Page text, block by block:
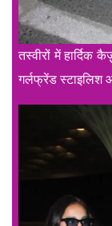
तस्वीरों में
गर्लफ्रेंड स्टाइलिश